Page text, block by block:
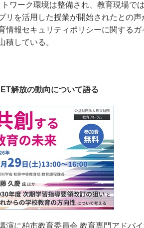
ワーク環境は整備され、教育現場で
リを活用した授業が開始されたとの
情報セキュリティポリシーに関する
積している。
解放の動向について語る
演に柏市教育委員会 教育専門アドバ